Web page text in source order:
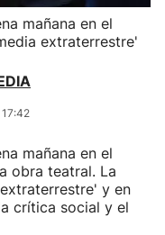
mañana en el
extraterrestre'
mañana en el
obra teatral. La
y en
crítica social y el